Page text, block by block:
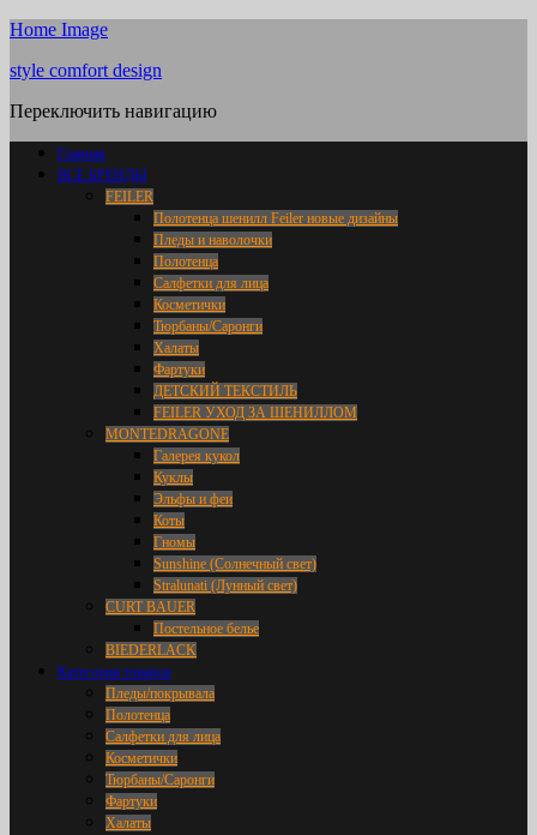
Home Image
style comfort design
Переключить навигацию
Главная
ВСЕ БРЕНДЫ
FEILER
Полотенца шенилл Feiler новые дизайны
Пледы и наволочки
Полотенца
Салфетки для лица
Косметички
Тюрбаны/Саронги
Халаты
Фартуки
ДЕТСКИЙ ТЕКСТИЛЬ
FEILER УХОД ЗА ШЕНИЛЛОМ
MONTEDRAGONE
Галерея кукол
Куклы
Эльфы и феи
Коты
Гномы
Sunshine (Солнечный свет)
Stralunati (Лунный свет)
CURT BAUER
Постельное белье
BIEDERLACK
Категории товаров
Пледы/покрывала
Полотенца
Салфетки для лица
Косметички
Тюрбаны/Саронги
Фартуки
Халаты